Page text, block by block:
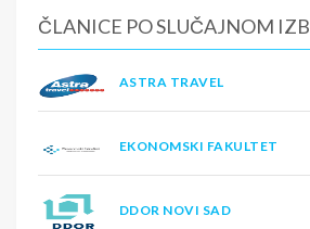
ČLANICE PO SLUČAJNOM
ASTRA TRAVEL
EKONOMSKI FAKULTET
DDOR NOVI SAD